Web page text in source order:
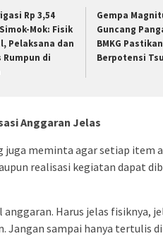
Rp 3,54
Mok: Fisik
Pelaksana dan
Rumpun di
Gempa
Guncang
BMKG
Berpotensi
Anggaran Jelas
juga meminta agar setiap item
realisasi kegiatan dapat
Harus jelas fisiknya,
Jangan sampai hanya tertulis